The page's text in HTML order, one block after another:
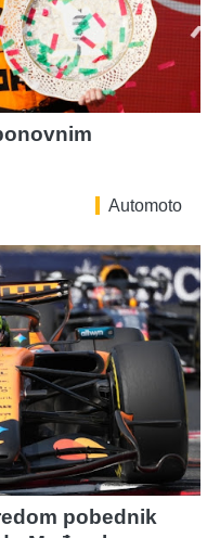
Automoto
pobednik